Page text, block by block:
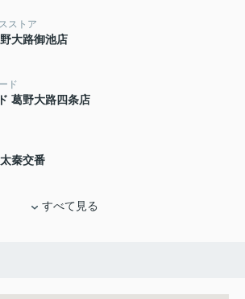
ストア
大路御池店
ド
葛野大路四条店
秦交番
すべて見る